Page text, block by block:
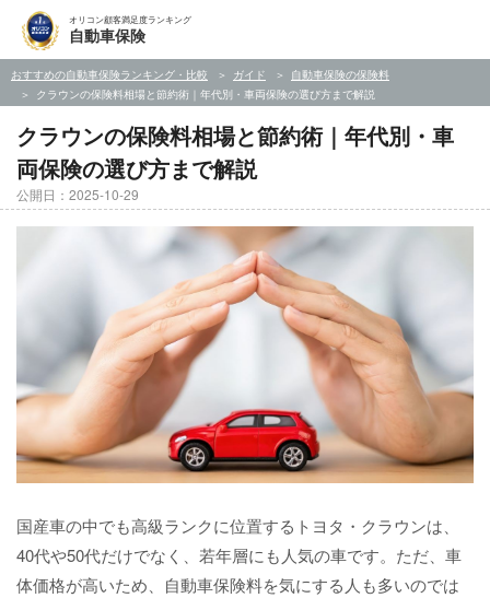
オリコン顧客満足度ランキング
自動車保険
おすすめの自動車保険ランキング・比較 ガイド
自動車保険の保険料
クラウンの保険料相場と節約術｜年代別・車両保険の選び方まで解説
クラウンの保険料相場と節約術｜年代別・車
両保険の選び方まで解説
公開日：2025-10-29
国産車の中でも高級ランクに位置するトヨタ・クラウンは、
40代や50代だけでなく、若年層にも人気の車です。ただ、車
体価格が高いため、自動車保険料を気にする人も多いのでは